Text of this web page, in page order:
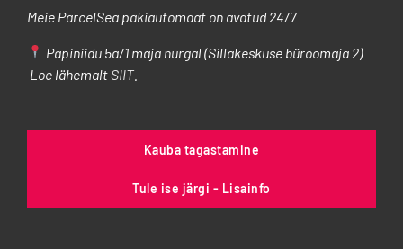
Meie ParcelSea pakiautomaat on avatud 24/7
Papiniidu 5a/1 maja nurgal (Sillakeskuse büroomaja 2)
Loe lähemaltSIIT.
Kauba tagastamine
Tule ise järgi - Lisainfo